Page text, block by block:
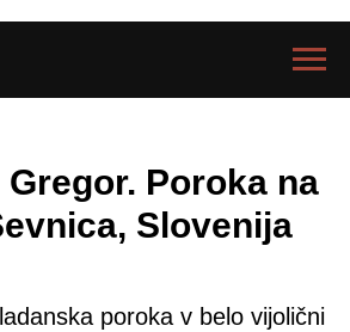
Poroka na
Slovenija
poroka v belo vijolični